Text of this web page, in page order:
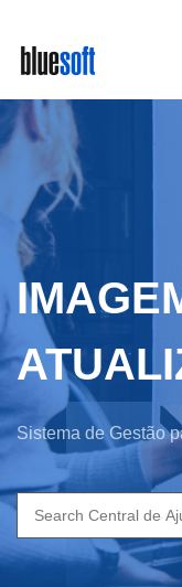
main
content
Sistema de Gestão
Search
for: